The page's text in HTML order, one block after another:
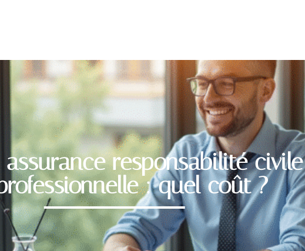
responsabilité civile
: quel coût ?